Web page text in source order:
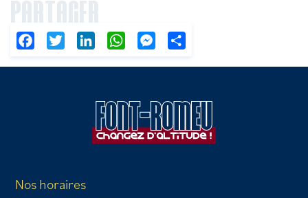
PARTAGER
FacebookTwitter LinkedIn WhatsAppMessenger
Nos horaires